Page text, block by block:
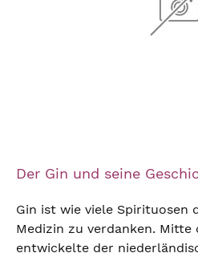
Der Gin und seine
Gin ist wie viele Spirituosen
Medizin zu verdanken. Mitte
entwickelte der